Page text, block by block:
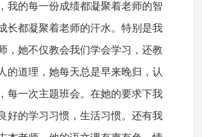
我的每一份成绩都凝聚着老师的智
长都凝聚着老师的汗水。特别是我
，她不仅教会我们学会学习，还教
的道理，她每天总是早来晚归，认
每一次主题班会。在她的要求下我
好的学习习惯，生活习惯。还有我